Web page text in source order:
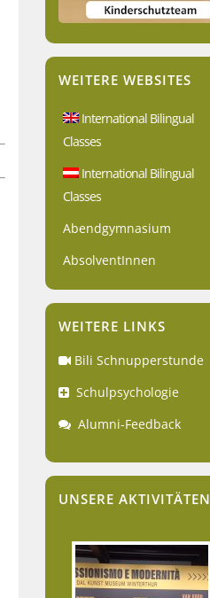
WEITERE WEBSITES
International Bilingual
Classes
International Bilingual
Classes
Abendgymnasium
AbsolventInnen
WEITERE LINKS
Bili Schnupperstunde
Schulpsychologie
Alumni-Feedback
UNSERE AKTIVITÄTEN